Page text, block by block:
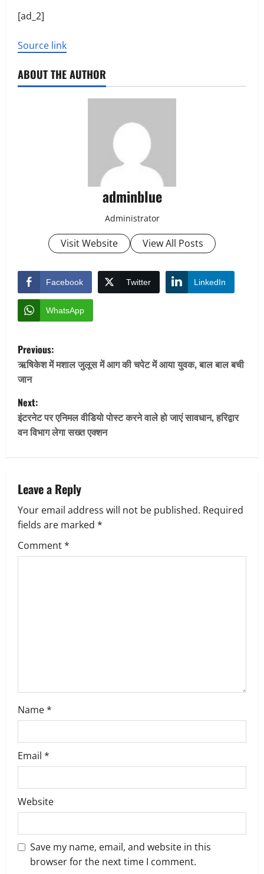
[ad_2]
Source link
ABOUT THE AUTHOR
adminblue
Administrator
Visit Website View All Posts
Facebook Twitter LinkedIn
WhatsApp
P
o
s
t
n
v
i
g
Previous:
ऋषिकेश में मशाल जुलूस में आग की चपेट में आया युवक, बाल बाल बची
जान
Next:
इंटरनेट पर एनिमल वीडियो पोस्ट करने वाले हो जाएं सावधान, हरिद्वार
वन विभाग लेगा सख्त एक्शन
Leave a Reply
Your email address will not be published. Required
fields are marked *
Comment*
Name*
Email *
Website
Save my name, email, and website in this
browser for the next time I comment.